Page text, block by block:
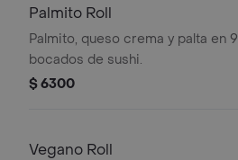
Palmito Roll
Palmito, queso crema y palta en 9
bocados de sushi.
$ 6300
Vegano Roll